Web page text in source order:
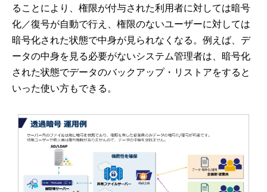
ることにより、権限が付与された利用者に対しては暗号
化／復号が自動で行え、権限のないユーザーに対しては
暗号化された状態で中身が見られなくなる。例えば、デ
ータの中身を見る必要がないシステム管理者は、暗号化
された状態でデータのバックアップ・リストアをすると
いった使い方もできる。